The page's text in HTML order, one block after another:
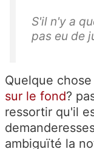
S'il n'y a
pas eu de
Quelque
sur le fond?
ressortir qu'il
ambiguïté la